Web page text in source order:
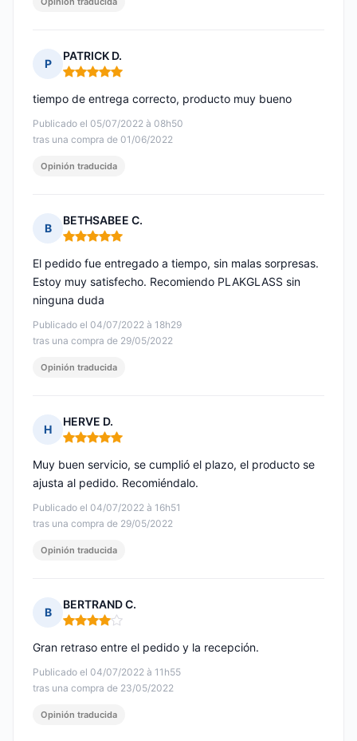
P
PATRICK D.
Nota: 5 de 5
Publicado el 05/07/2022 à 08h50
tras una compra de 01/06/2022
tiempo de entrega correcto, producto muy bueno
Opinión traducida
B
BETHSABEE C.
Nota: 5 de 5
Publicado el 04/07/2022 à 18h29
tras una compra de 29/05/2022
El pedido fue entregado a tiempo, sin malas sorpresas.
Estoy muy satisfecho. Recomiendo PLAKGLASS sin
ninguna duda
Opinión traducida
H
HERVE D.
Nota: 5 de 5
Publicado el 04/07/2022 à 16h51
tras una compra de 29/05/2022
Muy buen servicio, se cumplió el plazo, el producto se
ajusta al pedido. Recomiéndalo.
Opinión traducida
B
BERTRAND C.
Nota: 4 de 5
Publicado el 04/07/2022 à 11h55
tras una compra de 23/05/2022
Gran retraso entre el pedido y la recepción.
Opinión traducida